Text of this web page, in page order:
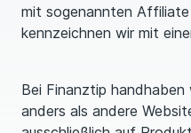
mit sogenannten Affiliate
kennzeichnen wir mit
Bei Finanztip
anders als andere